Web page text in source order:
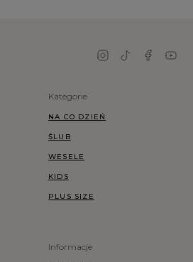
Kategorie
NA CO DZIEŃ
ŚLUB
WESELE
KIDS
PLUS SIZE
Informacje